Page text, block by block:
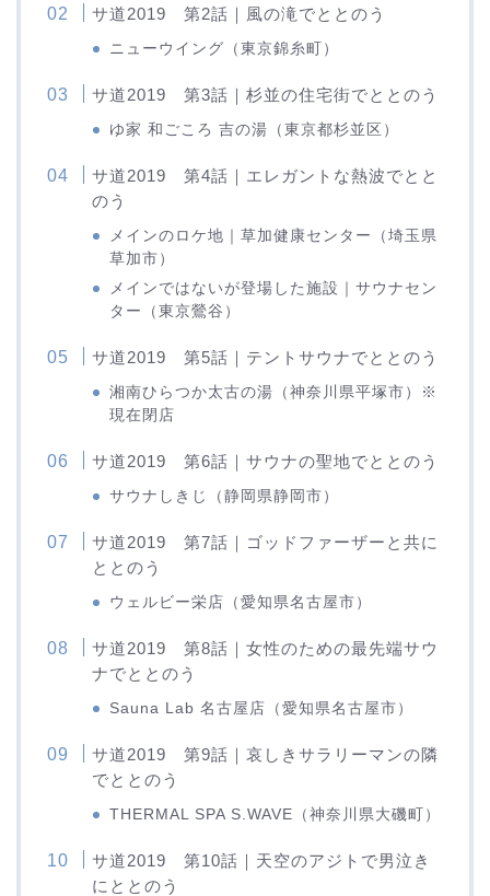
サ道2019 第2話｜風の滝でととのう
ニューウイング（東京錦糸町）
サ道2019 第3話｜杉並の住宅街でととのう
ゆ家 和ごころ 吉の湯（東京都杉並区）
サ道2019 第4話｜エレガントな熱波でとと
のう
メインのロケ地｜草加健康センター（埼玉県
草加市）
メインではないが登場した施設｜サウナセン
ター（東京鶯谷）
サ道2019 第5話｜テントサウナでととのう
湘南ひらつか太古の湯（神奈川県平塚市）※
現在閉店
サ道2019 第6話｜サウナの聖地でととのう
サウナしきじ（静岡県静岡市）
サ道2019 第7話｜ゴッドファーザーと共に
ととのう
ウェルビー栄店（愛知県名古屋市）
サ道2019 第8話｜女性のための最先端サウ
ナでととのう
Sauna Lab 名古屋店（愛知県名古屋市）
サ道2019 第9話｜哀しきサラリーマンの隣
でととのう
THERMAL SPA S.WAVE（神奈川県大磯町）
サ道2019 第10話｜天空のアジトで男泣き
にととのう